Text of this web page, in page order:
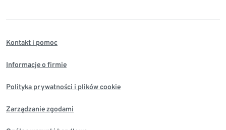
Kontakt i pomoc
Informacje o firmie
Polityka prywatności i plików cookie
Zarządzanie zgodami